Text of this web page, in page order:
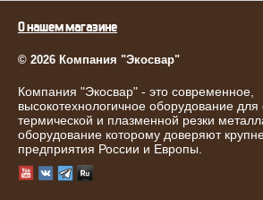
О нашем магазине
© 2026 Компания "Экосвар"
Компания "Экосвар" - это современное,
высокотехнологичное оборудование для
термической и плазменной резки
оборудование которому доверяют
предприятия России и Европы.